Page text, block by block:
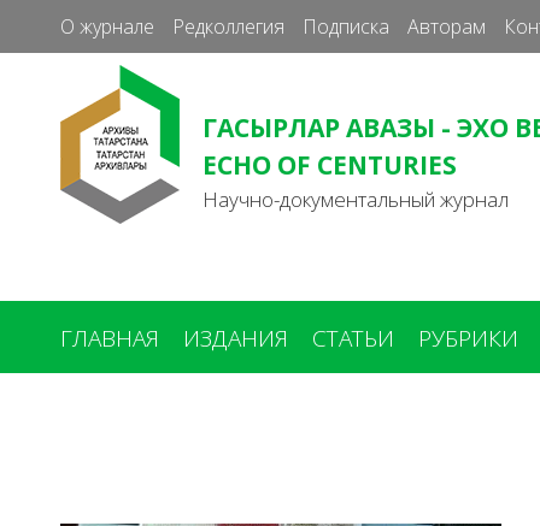
О журнале Редколлегия Подписка Авторам
ГАСЫРЛАР АВАЗЫ - ЭХО
ECHO OF CENTURIES
Научно-документальный журнал
ГЛАВНАЯ ИЗДАНИЯ СТАТЬИ РУБРИКИ